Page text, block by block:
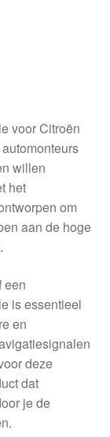
voor Citroën
willen
het
om
aan de hoge
een
is essentieel
en
deze
dat
je de